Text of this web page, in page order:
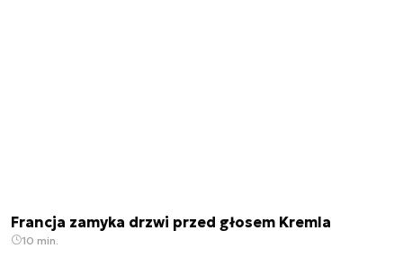
Francja zamyka drzwi przed głosem Kremla
10 min.